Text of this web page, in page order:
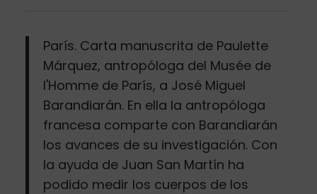
París. Carta manuscrita de Paulette
Márquez, antropóloga del Musée de
l'Homme de París, a José Miguel
Barandiarán. En ella la antropóloga
francesa comparte con Barandiarán
los avances de su investigación. Con
la ayuda de Juan San Martín ha
podido medir los cuerpos de los